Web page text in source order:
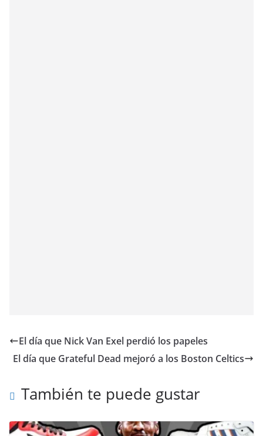
El día que Nick Van Exel perdió los papeles
El día que Grateful Dead mejoró a los Boston Celtics
También te puede gustar